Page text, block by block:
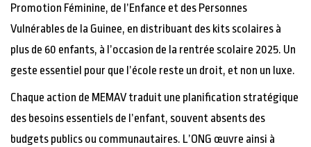
Promotion Féminine, de l’Enfance et des Personnes
Vulnérables de la Guinee, en distribuant des kits scolaires à
plus de 60 enfants, à l’occasion de la rentrée scolaire 2025. Un
geste essentiel pour que l’école reste un droit, et non un luxe.
Chaque action de MEMAV traduit une planification stratégique
des besoins essentiels de l’enfant, souvent absents des
budgets publics ou communautaires. L’ONG œuvre ainsi à